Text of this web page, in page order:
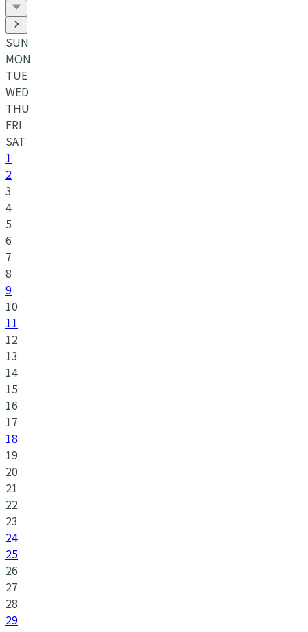
SUN
MON
TUE
WED
THU
FRI
SAT
1
2
3
4
5
6
7
8
9
10
11
12
13
14
15
16
17
18
19
20
21
22
23
24
25
26
27
28
29